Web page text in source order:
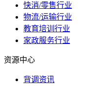
快消/零售行业
物流/运输行业
教育培训行业
家政服务行业
资源中心
背调资讯